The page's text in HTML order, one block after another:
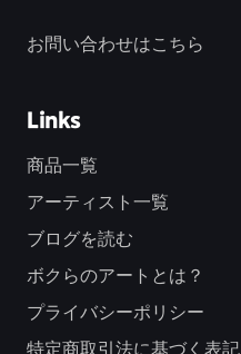
お問い合わせはこちら
Links
商品一覧
アーティスト一覧
ブログを読む
ボクらのアートとは？
プライバシーポリシー
特定商取引法に基づく表記